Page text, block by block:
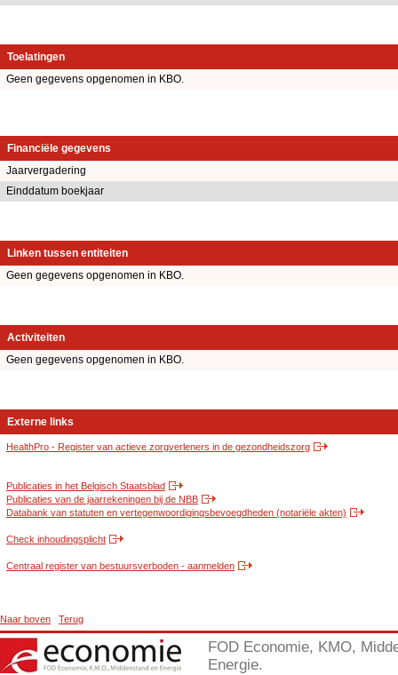
Toelatingen
Geen gegevens opgenomen in KBO.
Financiële gegevens
Jaarvergadering
Einddatum boekjaar
Linken tussen entiteiten
Geen gegevens opgenomen in KBO.
Activiteiten
Geen gegevens opgenomen in KBO.
Externe links
HealthPro - Register van actieve zorgverleners in de gezondheidszorg
Publicaties in het Belgisch Staatsblad
Publicaties van de jaarrekeningen bij de NBB
Databank van statuten en vertegenwoordigingsbevoegdheden (notariële akten)
Check inhoudingsplicht
Centraal register van bestuursverboden - aanmelden
Naar boven Terug
FOD Economie, KMO,
Energie.